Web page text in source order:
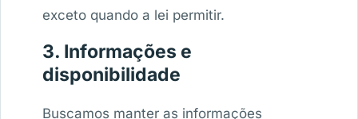
exceto quando a lei permitir.
3. Informações e
disponibilidade
Buscamos manter as informações